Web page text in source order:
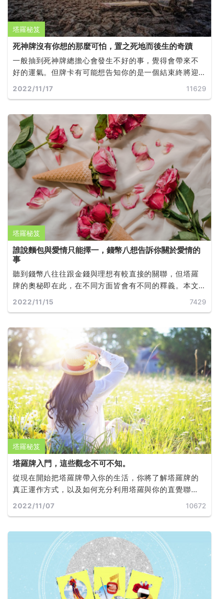
塔羅秘笈
死神牌沒有你想的那麼可怕，置之死地而後生的奇蹟
一般抽到死神牌總擔心會發生不好的事，覺得會帶來不
好的運氣。但牌卡有可能想告知你的是一個結束終將迎
來嶄新的開端。
2022/11/17 11629
塔羅秘笈
誰說麵包與愛情只能擇一，錢幣八想告訴你關於愛情的
事
聽到錢幣八往往跟金錢與理想有較直接的關聯，但塔羅
牌的奧秘即在此，在不同方面皆會有不同的釋義。本文
將傳遞給你正逆位錢幣八對於愛情的忠告。
2022/11/15 7429
塔羅秘笈
塔羅牌入門，這些觀念不可不知。
從現在開始把塔羅牌帶入你的生活，你將了解塔羅牌的
真正運作方式，以及如何充分利用塔羅與你的直覺聯
繫，做出有效的選擇，並實現目標和夢想。
2022/11/07 10672